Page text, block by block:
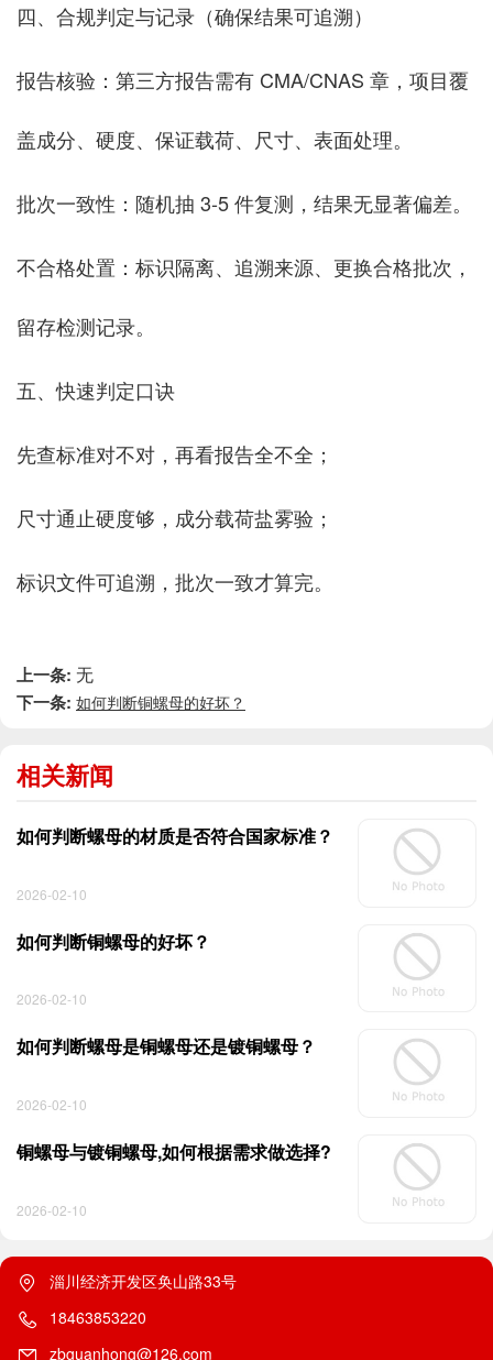
四、合规判定与记录（确保结果可追溯）
报告核验：第三方报告需有 CMA/CNAS 章，项目覆
盖成分、硬度、保证载荷、尺寸、表面处理。
批次一致性：随机抽 3-5 件复测，结果无显著偏差。
不合格处置：标识隔离、追溯来源、更换合格批次，
留存检测记录。
五、快速判定口诀
先查标准对不对，再看报告全不全；
尺寸通止硬度够，成分载荷盐雾验；
标识文件可追溯，批次一致才算完。
上一条: 无
下一条: 如何判断铜螺母的好坏？
相关新闻
如何判断螺母的材质是否符合国家标准？
2026-02-10
如何判断铜螺母的好坏？
2026-02-10
如何判断螺母是铜螺母还是镀铜螺母？
2026-02-10
铜螺母与镀铜螺母,如何根据需求做选择?
2026-02-10
淄川经济开发区奂山路33号
18463853220
zbguanhong@126.com